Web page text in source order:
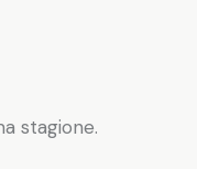
stagione.